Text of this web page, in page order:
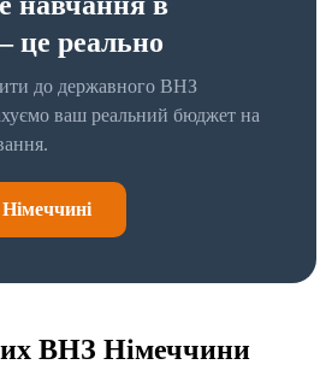
це реально
до державного ВНЗ
ваш реальний бюджет на
ВНЗ Німеччини